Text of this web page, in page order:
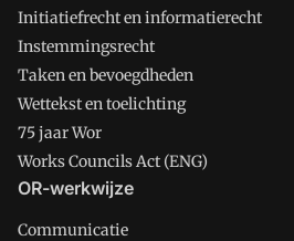
Initiatiefrecht en informatierecht
Instemmingsrecht
Taken en bevoegdheden
Wettekst en toelichting
75 jaar Wor
Works Councils Act (ENG)
OR-werkwijze
Communicatie